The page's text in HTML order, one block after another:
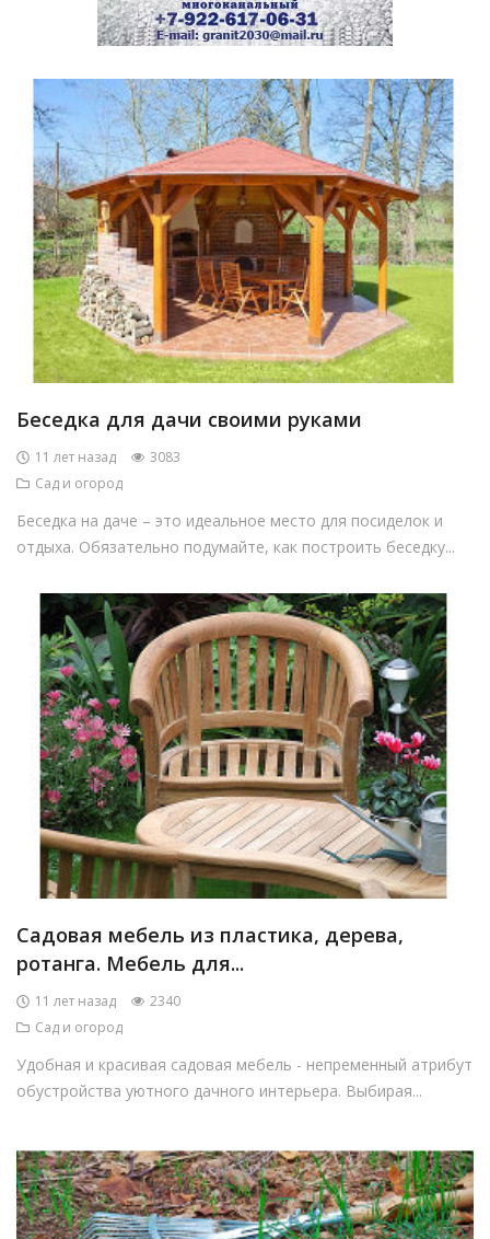
Беседка для дачи своими руками
11 лет назад
3083
Сад и огород
Беседка на даче – это идеальное место для посиделок и
отдыха. Обязательно подумайте, как построить беседку...
Садовая мебель из пластика, дерева,
ротанга. Мебель для...
11 лет назад
2340
Сад и огород
Удобная и красивая садовая мебель - непременный атрибут
обустройства уютного дачного интерьера. Выбирая...